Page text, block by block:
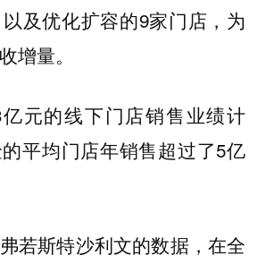
及优化扩容的9家门店，为
增量。
亿元的线下门店销售业绩计
平均门店年销售超过了5亿
若斯特沙利文的数据，在全